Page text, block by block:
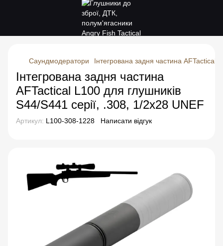
Саундмодератори Інтегрована задня частина AFTactical
Інтегрована задня частина
AFTactical L100 для глушників
S44/S441 серії, .308, 1/2x28 UNEF
Артикул: L100-308-1228 Написати відгук